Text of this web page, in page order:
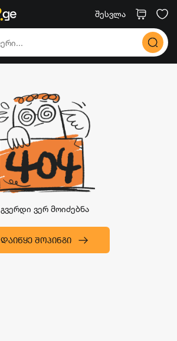
შესვლა
გვერდი ვერ მოიძებნა
ᲓᲐᲘᲬᲧᲔ ᲨᲝᲞᲘᲜᲒᲘ